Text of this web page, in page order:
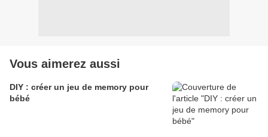
Vous aimerez aussi
DIY : créer un jeu de memory pour
bébé